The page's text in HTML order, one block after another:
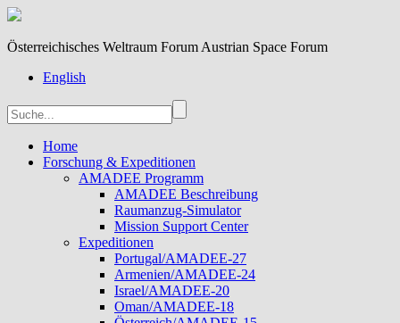
Österreichisches Weltraum Forum Austrian Space Forum
English
Home
Forschung & Expeditionen
AMADEE Programm
AMADEE Beschreibung
Raumanzug-Simulator
Mission Support Center
Expeditionen
Portugal/AMADEE-27
Armenien/AMADEE-24
Israel/AMADEE-20
Oman/AMADEE-18